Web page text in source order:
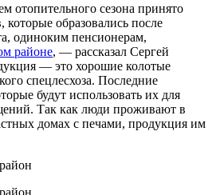
отопительного сезона принято
которые образовались после
одиноким пенсионерам,
районе, — рассказал Сергей
— это хорошие колотые
спецлесхоза. Последние
будут использовать их для
Так как люди проживают в
домах с печами, продукция им